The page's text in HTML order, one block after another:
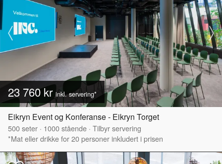
23 760 krinkl. servering*
Eikryn Event og Konferanse - Eikryn Torget
500seter · 1000stående · Tilbyr servering
*Mat eller drikke for 20 personer inkludert i prisen